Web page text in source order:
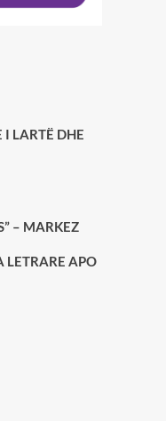
I LARTË DHE
– MARKEZ
LETRARE APO